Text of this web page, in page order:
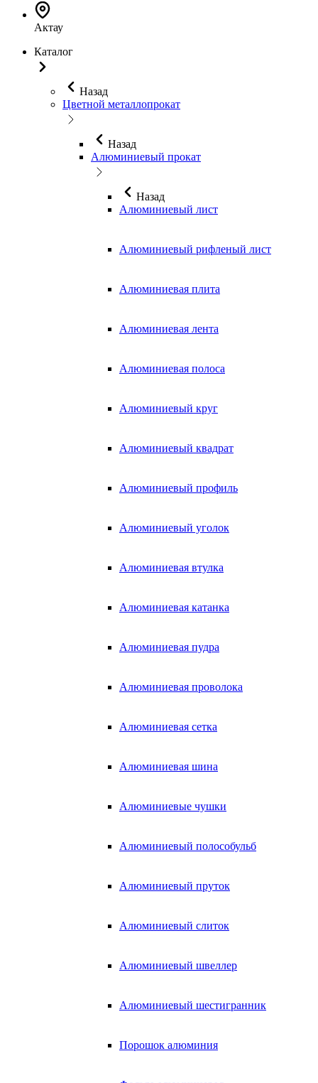
Актау
Каталог
Назад
Цветной металлопрокат
Назад
Алюминиевый прокат
Назад
Алюминиевый лист
Алюминиевый рифленый лист
Алюминиевая плита
Алюминиевая лента
Алюминиевая полоса
Алюминиевый круг
Алюминиевый квадрат
Алюминиевый профиль
Алюминиевый уголок
Алюминиевая втулка
Алюминиевая катанка
Алюминиевая пудра
Алюминиевая проволока
Алюминиевая сетка
Алюминиевая шина
Алюминиевые чушки
Алюминиевый полособульб
Алюминиевый пруток
Алюминиевый слиток
Алюминиевый швеллер
Алюминиевый шестигранник
Порошок алюминия